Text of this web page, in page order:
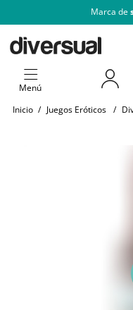
Marca de
Menú
Inicio / Juegos Eróticos /